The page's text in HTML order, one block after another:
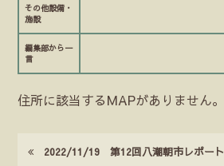
その他設備・
施設
編集部から一
言
住所に該当するMAPがありません。
2022/11/19 第12回八潮朝市レポート